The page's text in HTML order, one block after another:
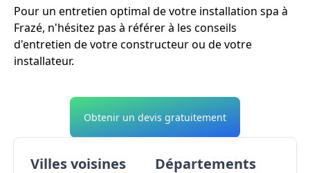
Pour un entretien optimal de votre installation spa à
Frazé, n'hésitez pas à référer à les conseils
d'entretien de votre constructeur ou de votre
installateur.
Obtenir un devis gratuitement
Villes voisines Départements